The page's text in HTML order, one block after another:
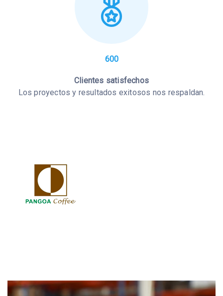
600
Clientes satisfechos
Los proyectos y resultados exitosos nos respaldan.